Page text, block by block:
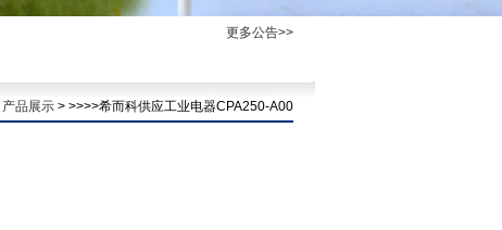
更多公告>>
产品展示 > >>>>希而科供应工业电器CPA250-A00